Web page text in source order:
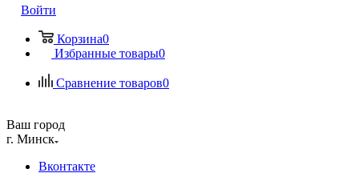
Войти
Корзина0
Избранные товары0
Сравнение товаров0
Ваш город
г. Минск
Вконтакте